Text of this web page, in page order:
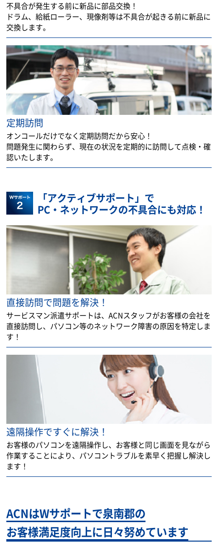
不具合が発生する前に新品に部品交換！
ドラム、給紙ローラー、現像剤等は不具合が起きる前に新品に
交換します。
定期訪問
オンコールだけでなく定期訪問だから安心！
問題発生に関わらず、現在の状況を定期的に訪問して点検・確
認いたします。
「アクティブサポート」で
PC・ネットワークの不具合にも対応！
直接訪問で問題を解決！
サービスマン派遣サポートは、ACNスタッフがお客様の会社を
直接訪問し、パソコン等のネットワーク障害の原因を特定しま
す！
遠隔操作ですぐに解決！
お客様のパソコンを遠隔操作し、お客様と同じ画面を見ながら
作業することにより、パソコントラブルを素早く把握し解決し
ます！
ACNはWサポートで泉南郡の
お客様満足度向上に日々努めています